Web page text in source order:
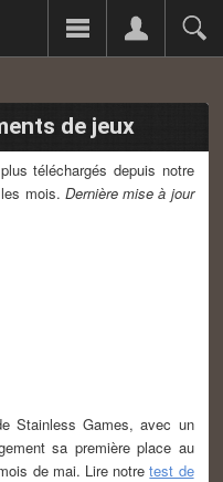
de jeux
téléchargés depuis notre
mois. Dernière mise à jour
Stainless Games, avec un
sa première place au
de mai. Lire notretest de